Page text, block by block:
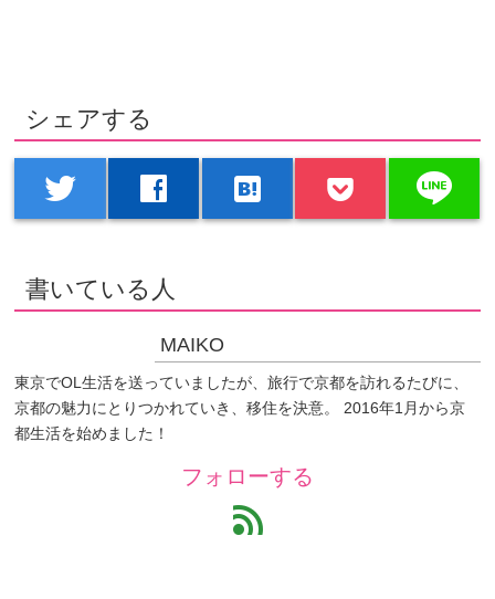
シェアする
twitter facebook hatenabookmark line
書いている人
MAIKO
東京でOL生活を送っていましたが、旅行で京都を訪れるたびに、
京都の魅力にとりつかれていき、移住を決意。 2016年1月から京
都生活を始めました！
フォローする
feed